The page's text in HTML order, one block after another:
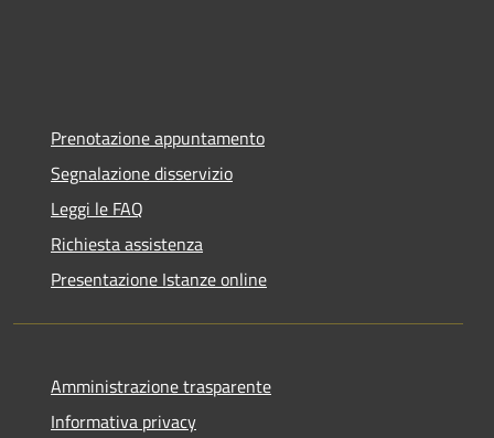
Prenotazione appuntamento
Segnalazione disservizio
Leggi le FAQ
Richiesta assistenza
Presentazione Istanze online
Amministrazione trasparente
Informativa privacy